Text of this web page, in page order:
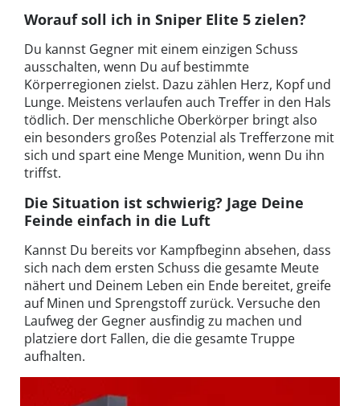
Worauf soll ich in Sniper Elite 5 zielen?
Du kannst Gegner mit einem einzigen Schuss
ausschalten, wenn Du auf bestimmte
Körperregionen zielst. Dazu zählen Herz, Kopf und
Lunge. Meistens verlaufen auch Treffer in den Hals
tödlich. Der menschliche Oberkörper bringt also
ein besonders großes Potenzial als Trefferzone mit
sich und spart eine Menge Munition, wenn Du ihn
triffst.
Die Situation ist schwierig? Jage Deine
Feinde einfach in die Luft
Kannst Du bereits vor Kampfbeginn absehen, dass
sich nach dem ersten Schuss die gesamte Meute
nähert und Deinem Leben ein Ende bereitet, greife
auf Minen und Sprengstoff zurück. Versuche den
Laufweg der Gegner ausfindig zu machen und
platziere dort Fallen, die die gesamte Truppe
aufhalten.